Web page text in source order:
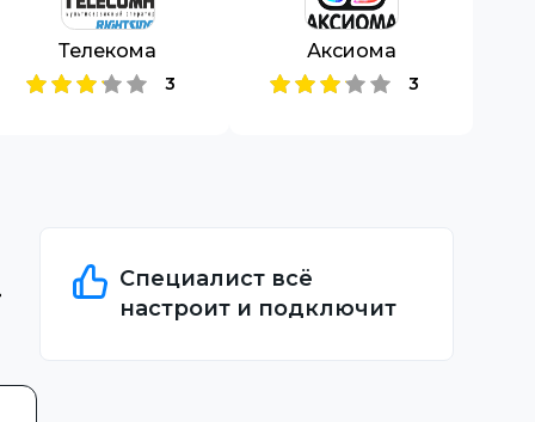
Телекома
3
Аксиома
3
Специалист всё
настроит и подключит